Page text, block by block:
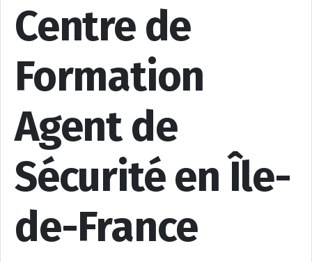
Centre de
Formation
Agent de
Sécurité en Île-
de-France